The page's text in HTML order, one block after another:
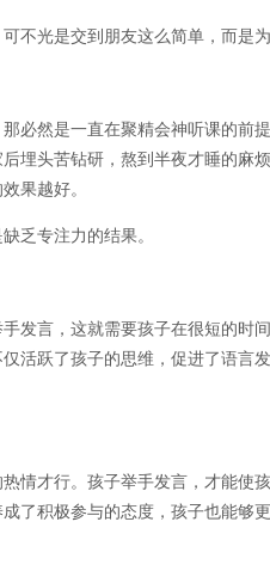
不光是交到朋友这么简单，而是
必然是一直在聚精会神听课的前
埋头苦钻研，熬到半夜才睡的麻
果越好。
乏专注力的结果。
发言，这就需要孩子在很短的时
活跃了孩子的思维，促进了语言
情才行。孩子举手发言，才能使
了积极参与的态度，孩子也能够